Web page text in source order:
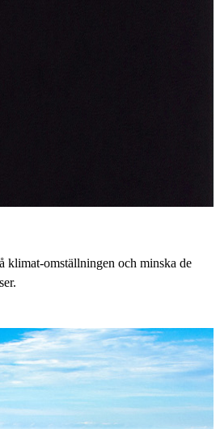
klimat-omställningen och minska de